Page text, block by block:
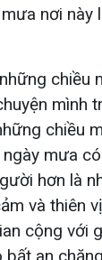
nơi này
chiều
mình
chiều
mưa
hơn là
và thiên
cộng với
an